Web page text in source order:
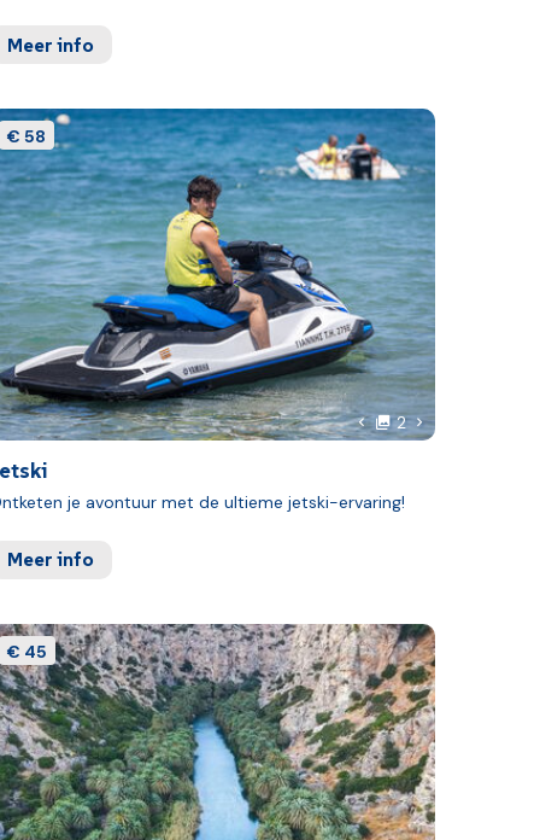
Meer info
foto
je avontuur met de ultieme jetski-ervaring!
Meer info
€ 58
Vorige foto
2foto's
Volgende foto
€ 45